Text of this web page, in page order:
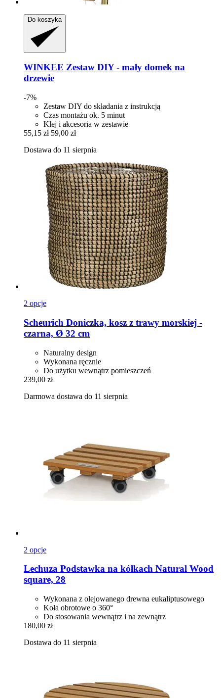
Do koszyka
WINKEE Zestaw DIY -​ mały domek na
drzewie
-7%
Zestaw DIY do składania z instrukcją
Czas montażu ok. 5 minut
Klej i akcesoria w zestawie
55,15 zł 59,00 zł
Dostawa do 11 sierpnia
2 opcje
Scheurich Doniczka, kosz z trawy morskiej -​
czarna, Ø 32 cm
Naturalny design
Wykonana ręcznie
Do użytku wewnątrz pomieszczeń
239,00 zł
Darmowa dostawa do 11 sierpnia
2 opcje
Lechuza Podstawka na kółkach Natural Wood
square, 28
Wykonana z olejowanego drewna eukaliptusowego
Koła obrotowe o 360°
Do stosowania wewnątrz i na zewnątrz
180,00 zł
Dostawa do 11 sierpnia